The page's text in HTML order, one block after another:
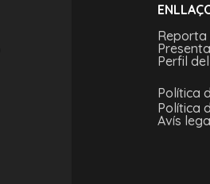
Reporta
Perfil
Política
Política
Avís